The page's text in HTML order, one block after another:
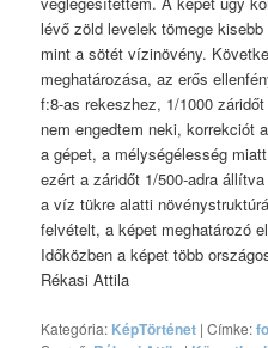
lévő zöld levelek tömege
mint a sötét vízinövény.
meghatározása, az erős
f:8-as rekeszhez, 1/1000
nem engedtem neki, korrekciót
a gépet, a mélységélesség
ezért a záridőt 1/500-adra
a víz tükre alatti
felvételt, a képet meghatározó
Időközben a képet több
Rékasi Attila
Kategória: KépTörténet | Címke: